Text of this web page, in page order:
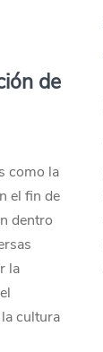
de
como la
el fin de
dentro
la
cultura